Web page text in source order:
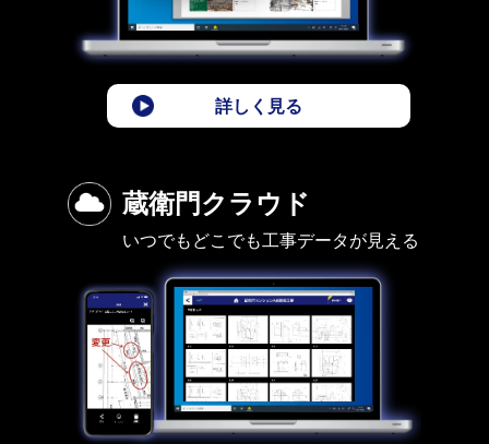
詳しく見る
蔵衛門クラウド
いつでもどこでも工事データが見える